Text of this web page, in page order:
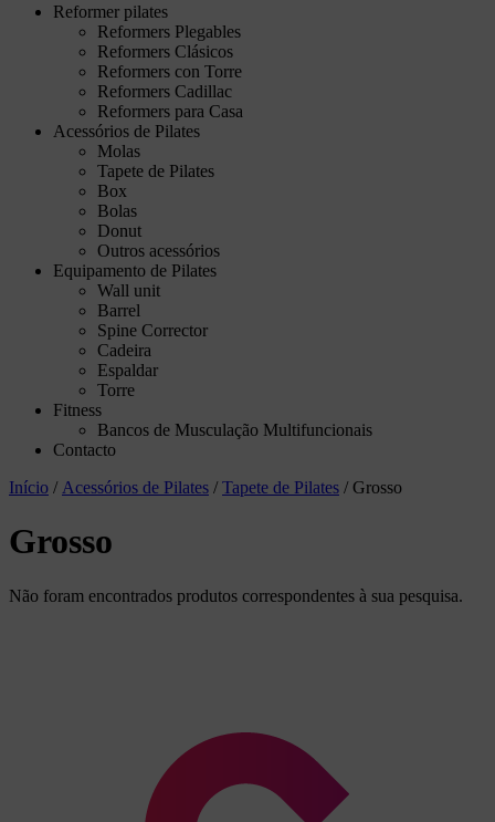
Reformer pilates
Reformers Plegables
Reformers Clásicos
Reformers con Torre
Reformers Cadillac
Reformers para Casa
Acessórios de Pilates
Molas
Tapete de Pilates
Box
Bolas
Donut
Outros acessórios
Equipamento de Pilates
Wall unit
Barrel
Spine Corrector
Cadeira
Espaldar
Torre
Fitness
Bancos de Musculação Multifuncionais
Contacto
Início / Acessórios de Pilates / Tapete de Pilates / Grosso
Grosso
Não foram encontrados produtos correspondentes à sua pesquisa.